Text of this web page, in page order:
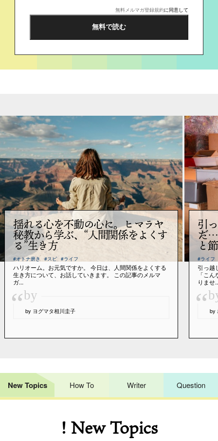
無料メルマガ登録規約に同意して
揺れる心を不動の心に。ヒマラヤ
秘教から学ぶ、“人間関係をよくす
る”生き方
#オトナ磨き #スピ #ライフ
ハリオーム。お元気ですか。 今日は、人間関係をよくする
生き方について、お話していきます。 この記事のメルマ
ガ...
“by
by ヨグマタ相川圭子
引
だ…
と
#ライフ
引っ越
「こ
りませ
“ by
New Topics How To Writer Question
! New Topics